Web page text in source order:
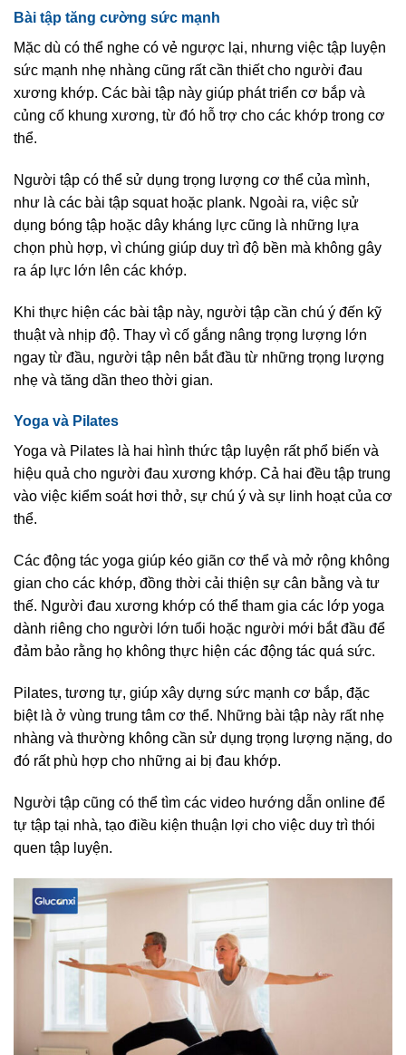
Bài tập tăng cường sức mạnh
Mặc dù có thể nghe có vẻ ngược lại, nhưng việc tập luyện
sức mạnh nhẹ nhàng cũng rất cần thiết cho người đau
xương khớp. Các bài tập này giúp phát triển cơ bắp và
củng cố khung xương, từ đó hỗ trợ cho các khớp trong cơ
thể.
Người tập có thể sử dụng trọng lượng cơ thể của mình,
như là các bài tập squat hoặc plank. Ngoài ra, việc sử
dụng bóng tập hoặc dây kháng lực cũng là những lựa
chọn phù hợp, vì chúng giúp duy trì độ bền mà không gây
ra áp lực lớn lên các khớp.
Khi thực hiện các bài tập này, người tập cần chú ý đến kỹ
thuật và nhịp độ. Thay vì cố gắng nâng trọng lượng lớn
ngay từ đầu, người tập nên bắt đầu từ những trọng lượng
nhẹ và tăng dần theo thời gian.
Yoga và Pilates
Yoga và Pilates là hai hình thức tập luyện rất phổ biến và
hiệu quả cho người đau xương khớp. Cả hai đều tập trung
vào việc kiểm soát hơi thở, sự chú ý và sự linh hoạt của cơ
thể.
Các động tác yoga giúp kéo giãn cơ thể và mở rộng không
gian cho các khớp, đồng thời cải thiện sự cân bằng và tư
thế. Người đau xương khớp có thể tham gia các lớp yoga
dành riêng cho người lớn tuổi hoặc người mới bắt đầu để
đảm bảo rằng họ không thực hiện các động tác quá sức.
Pilates, tương tự, giúp xây dựng sức mạnh cơ bắp, đặc
biệt là ở vùng trung tâm cơ thể. Những bài tập này rất nhẹ
nhàng và thường không cần sử dụng trọng lượng nặng, do
đó rất phù hợp cho những ai bị đau khớp.
Người tập cũng có thể tìm các video hướng dẫn online để
tự tập tại nhà, tạo điều kiện thuận lợi cho việc duy trì thói
quen tập luyện.